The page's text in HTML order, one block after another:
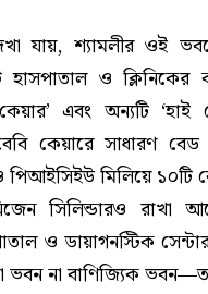
যায়, শ্যামলীর ওই
হাসপাতাল ও ক্লিনিকের
এবং অন্যটি ‘হাই
কেয়ারে সাধারণ
মিলিয়ে ১০টি
সিলিন্ডারও রাখা
ও ডায়াগনস্টিক
ভবন না বাণিজ্যিক